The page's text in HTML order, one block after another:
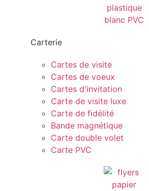
Carterie
Cartes de visite
Cartes de voeux
Cartes d'invitation
Carte de visite luxe
Carte de fidélité
Bande magnétique
Carte double volet
Carte PVC